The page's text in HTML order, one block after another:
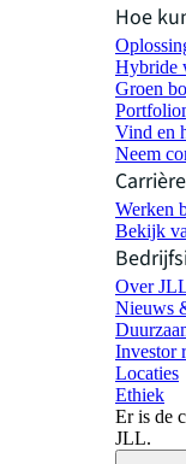
Hoe
Hybride
Groen
Vind en
Neem
Werken
Bekijk
Over
Nieuws
Investor
Locaties
Ethiek
Er is de
JLL.